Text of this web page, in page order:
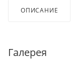
ОПИСАНИЕ
Галерея